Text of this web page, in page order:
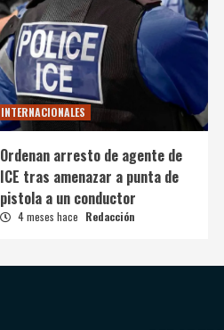
INTERNACIONALES
Ordenan arresto de agente de
ICE tras amenazar a punta de
pistola a un conductor
4 meses hace Redacción